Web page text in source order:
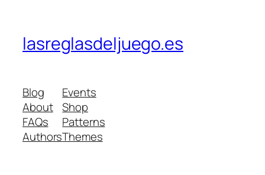
lasreglasdeljuego.es
Blog
About
FAQs
Authors
Events
Shop
Patterns
Themes